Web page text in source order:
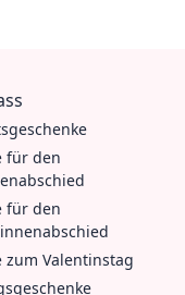
für den
für den
zum Valentinstag